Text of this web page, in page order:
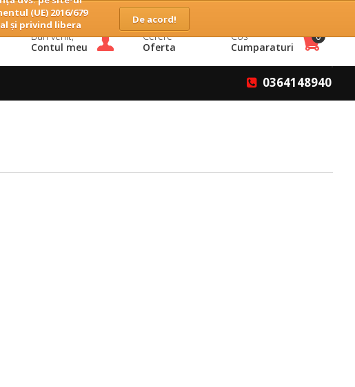
Companie
Bun venit,
Contul meu
Cerere
Oferta
Cos
Cumparaturi
0
0364148940
(UE) 2016/679
și privind libera